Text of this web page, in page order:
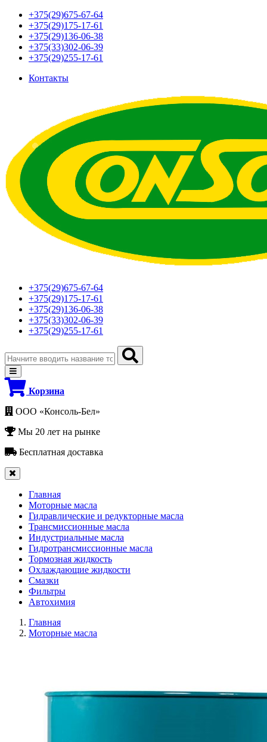
+375(29)675-67-64
+375(29)175-17-61
+375(29)136-06-38
+375(33)302-06-39
+375(29)255-17-61
Контакты
+375(29)675-67-64
+375(29)175-17-61
+375(29)136-06-38
+375(33)302-06-39
+375(29)255-17-61
Корзина
ООО «Консоль-Бел»
Мы 20 лет на рынке
Бесплатная доставка
Главная
Моторные масла
Гидравлические и редукторные масла
Трансмиссионные масла
Индустриальные масла
Гидротрансмиссионные масла
Тормозная жидкость
Охлаждающие жидкости
Смазки
Фильтры
Автохимия
Главная
Моторные масла